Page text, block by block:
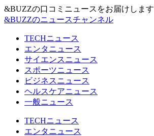
&BUZZの口コミニュースをお届けします
&BUZZのニュースチャンネル
TECHニュース
エンタニュース
サイエンスニュース
スポーツニュース
ビジネスニュース
ヘルスケアニュース
一般ニュース
TECHニュース
エンタニュース